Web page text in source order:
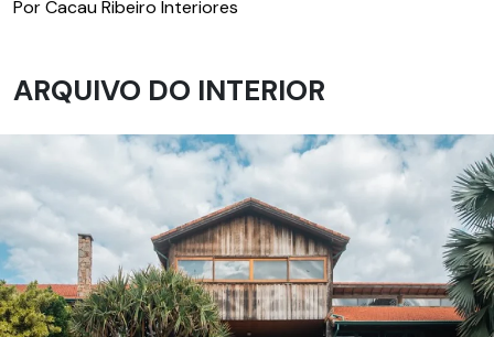
Por Cacau Ribeiro Interiores
ARQUIVO DO INTERIOR